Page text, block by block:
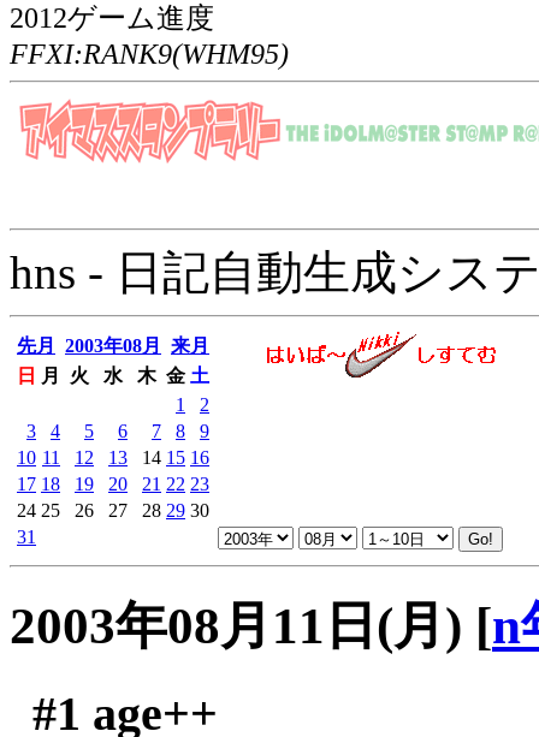
2012ゲーム進度
FFXI:RANK9(WHM95)
hns - 日記自動生成シス
先月 2003年08月
来月
日
月 火 水 木 金 土
1
2
3
4 5 6 7 8
9
10 11 12 13 14 15 16
17 18 19 20 21 22 23
24 25 26 27 28 29 30
31
2003年08月11日(月) [n
#1 age++